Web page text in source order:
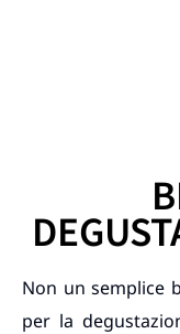
Non un semplice
per la